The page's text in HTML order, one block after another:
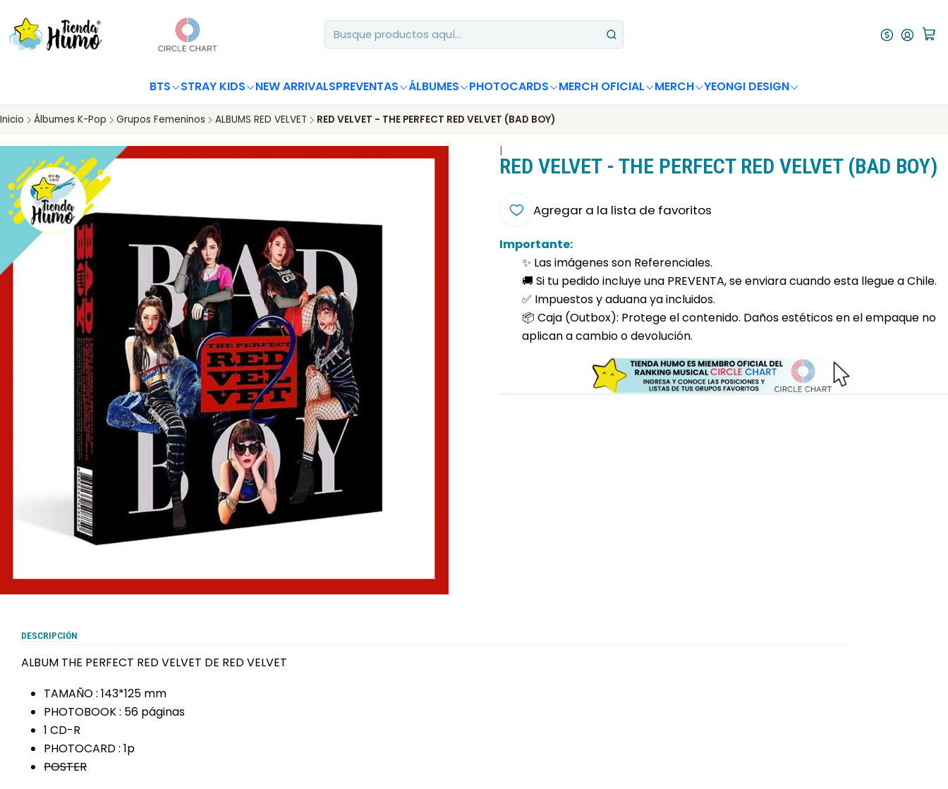
BTS STRAY KIDS NEW ARRIVALSPREVENTAS ÁLBUMES PHOTOCARDS MERCH OFICIAL MERCH YEONGI DESIGN
Inicio Álbumes K-Pop Grupos Femeninos ALBUMS RED VELVET RED VELVET - THE PERFECT RED VELVET (BAD BOY)
|
RED VELVET - THE PERFECT RED VELVET (BAD BOY)
Agregar a la lista de favoritos
Importante:
✨ Las imágenes son Referenciales.
🚚 Si tu pedido incluye una PREVENTA, se enviara cuando esta llegue a Chile.
✅ Impuestos y aduana ya incluidos.
📦 Caja (Outbox): Protege el contenido. Daños estéticos en el empaque no
aplican a cambio o devolución.
DESCRIPCIÓN
ALBUM THE PERFECT RED VELVET DE RED VELVET
TAMAÑO : 143*125 mm
PHOTOBOOK : 56 páginas
1 CD-R
PHOTOCARD : 1p
POSTER